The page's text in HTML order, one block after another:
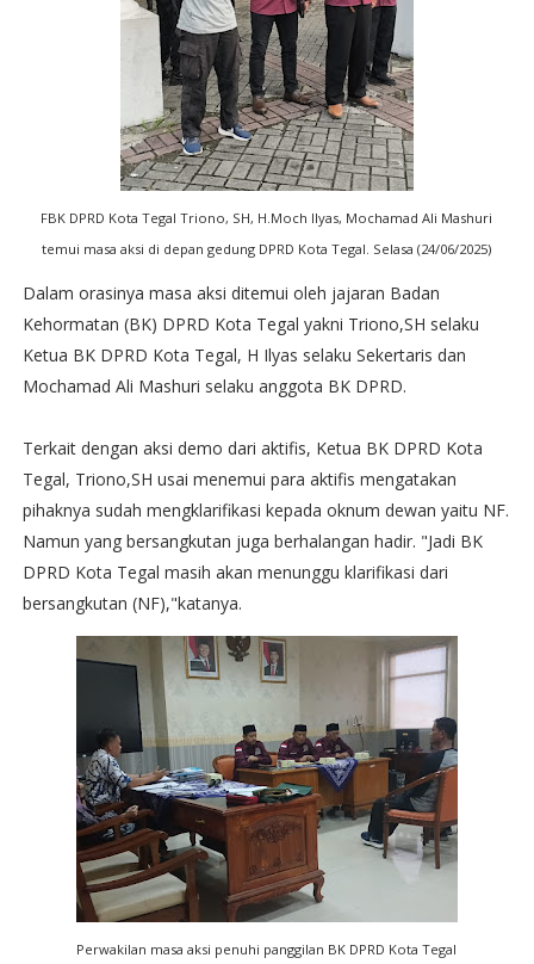
FBK DPRD Kota Tegal Triono, SH, H.Moch Ilyas, Mochamad Ali Mashuri
temui masa aksi di depan gedung DPRD Kota Tegal. Selasa (24/06/2025)
Dalam orasinya masa aksi ditemui oleh jajaran Badan
Kehormatan (BK) DPRD Kota Tegal yakni Triono,SH selaku
Ketua BK DPRD Kota Tegal, H Ilyas selaku Sekertaris dan
Mochamad Ali Mashuri selaku anggota BK DPRD.
Terkait dengan aksi demo dari aktifis, Ketua BK DPRD Kota
Tegal, Triono,SH usai menemui para aktifis mengatakan
pihaknya sudah mengklarifikasi kepada oknum dewan yaitu NF.
Namun yang bersangkutan juga berhalangan hadir. "Jadi BK
DPRD Kota Tegal masih akan menunggu klarifikasi dari
bersangkutan (NF),"katanya.
Perwakilan masa aksi penuhi panggilan BK DPRD Kota Tegal